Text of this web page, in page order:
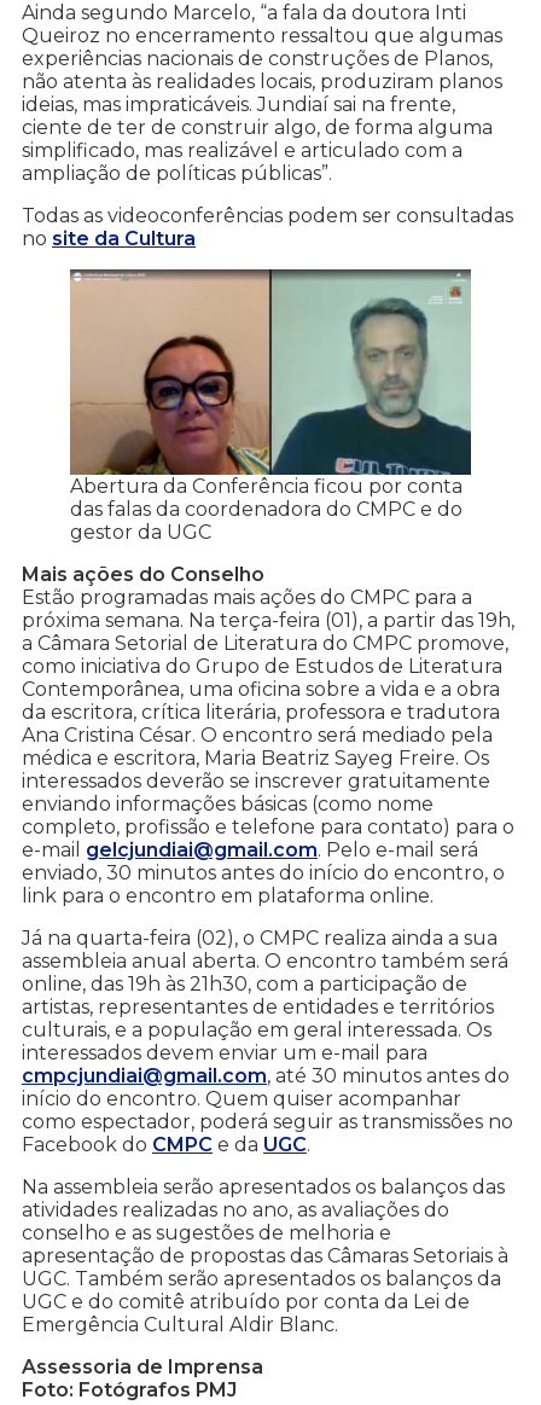
Ainda segundo Marcelo, “a fala da doutora Inti
Queiroz no encerramento ressaltou que algumas
experiências nacionais de construções de Planos,
não atenta às realidades locais, produziram planos
ideias, mas impraticáveis. Jundiaí sai na frente,
ciente de ter de construir algo, de forma alguma
simplificado, mas realizável e articulado com a
ampliação de políticas públicas”.
Todas as videoconferências podem ser consultadas
no site da Cultura
Abertura da Conferência ficou por conta
das falas da coordenadora do CMPC e do
gestor da UGC
Mais ações do Conselho
Estão programadas mais ações do CMPC para a
próxima semana. Na terça-feira (01), a partir das 19h,
a Câmara Setorial de Literatura do CMPC promove,
como iniciativa do Grupo de Estudos de Literatura
Contemporânea, uma oficina sobre a vida e a obra
da escritora, crítica literária, professora e tradutora
Ana Cristina César. O encontro será mediado pela
médica e escritora, Maria Beatriz Sayeg Freire. Os
interessados deverão se inscrever gratuitamente
enviando informações básicas (como nome
completo, profissão e telefone para contato) para o
e-mail gelcjundiai@gmail.com. Pelo e-mail será
enviado, 30 minutos antes do início do encontro, o
link para o encontro em plataforma online.
Já na quarta-feira (02), o CMPC realiza ainda a sua
assembleia anual aberta. O encontro também será
online, das 19h às 21h30, com a participação de
artistas, representantes de entidades e territórios
culturais, e a população em geral interessada. Os
interessados devem enviar um e-mail para
cmpcjundiai@gmail.com, até 30 minutos antes do
início do encontro. Quem quiser acompanhar
como espectador, poderá seguir as transmissões no
Facebook do CMPC e da UGC.
Na assembleia serão apresentados os balanços das
atividades realizadas no ano, as avaliações do
conselho e as sugestões de melhoria e
apresentação de propostas das Câmaras Setoriais à
UGC. Também serão apresentados os balanços da
UGC e do comitê atribuído por conta da Lei de
Emergência Cultural Aldir Blanc.
Assessoria de Imprensa
Foto: Fotógrafos PMJ